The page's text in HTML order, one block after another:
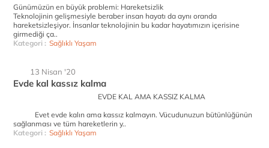
Günümüzün en büyük problemi: Hareketsizlik
Teknolojinin gelişmesiyle beraber insan hayatı da aynı oranda
hareketsizleşiyor. İnsanlar teknolojinin bu kadar hayatımızın içerisine
girmediği ça..
Kategori : Sağlıklı Yaşam
13 Nisan '20
Evde kal kassız kalma
EVDE KAL AMA KASSIZ KALMA
Evet evde kalın ama kassız kalmayın. Vücudunuzun bütünlüğünün
sağlanması ve tüm hareketlerin y..
Kategori : Sağlıklı Yaşam